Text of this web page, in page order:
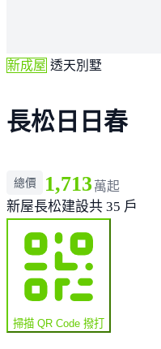
新成屋 透天別墅
長松日日春
總價 1,713 萬起
新屋長松建設共 35 戶
掃描 QR Code 撥打